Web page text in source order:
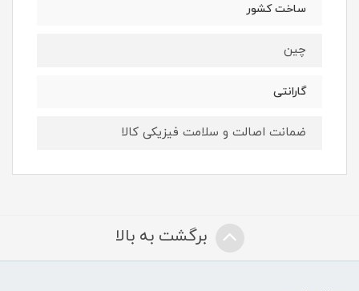
ساخت کشور
چین
گارانتی
ضمانت اصالت و سلامت فیزیکی کالا
برگشت به بالا